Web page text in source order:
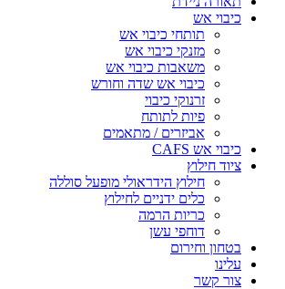
כיבוי אש
תותחי כיבוי אש
מזנקי כיבוי אש
משאבות כיבוי אש
כיבוי אש שדה וחורש
זרנוקי כיבוי
פיות לתותח
אביזרים / מתאמים
כיבוי אש CAFS
ציוד חילוץ
חילוץ הידראולי מופעל סוללה
כלים ידניים לחילוץ
כריות הרמה
דוחפי עשן
בטחון וחירום
עלינו
צור קשר